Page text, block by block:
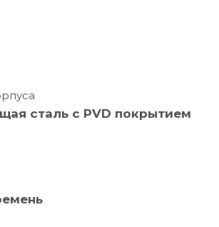
сталь с PVD покрытием